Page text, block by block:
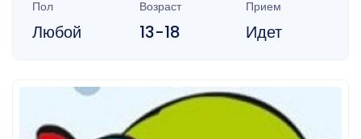
Пол
Любой
Возраст
13-18
Прием
Идет